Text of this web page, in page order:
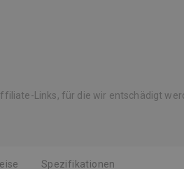
Links, für die wir entschädigt
Spezifikationen